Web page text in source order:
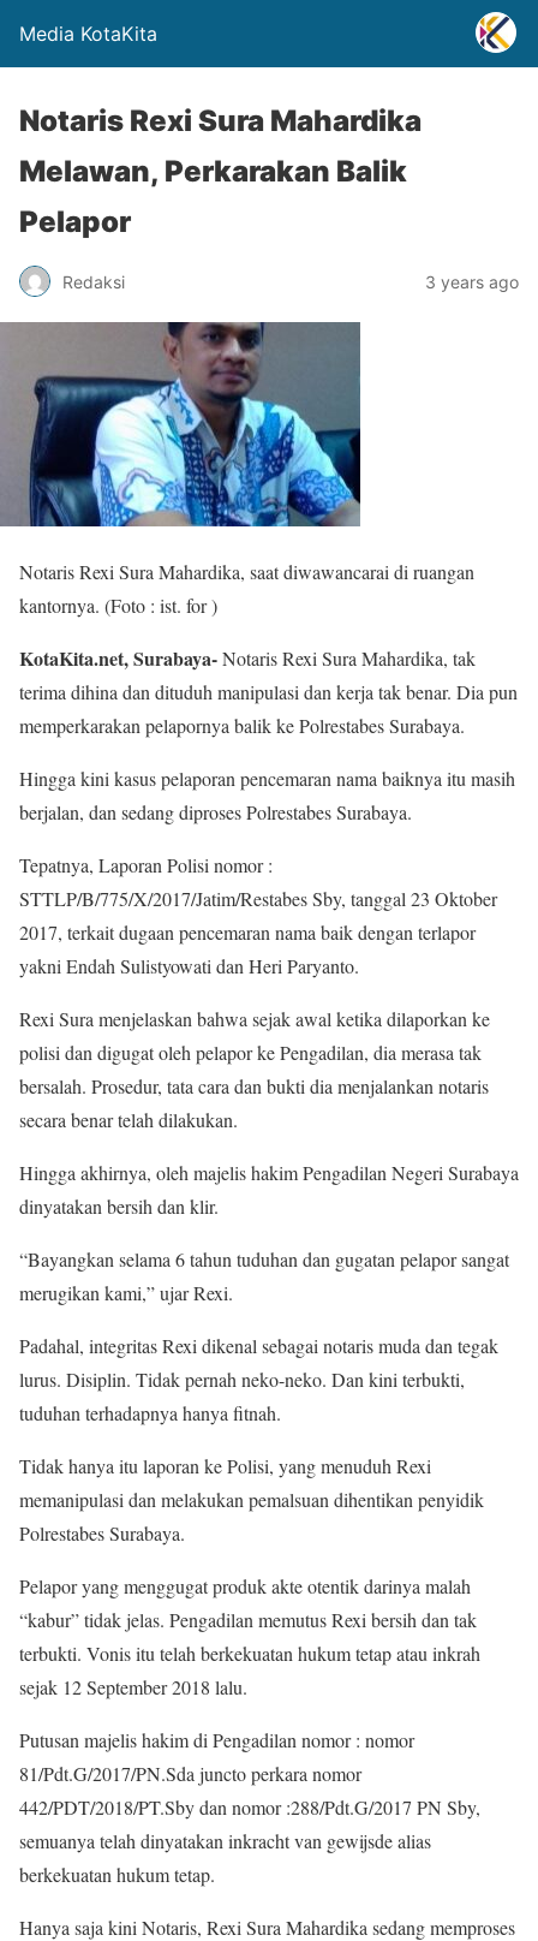
Media KotaKita
Notaris Rexi Sura Mahardika
Melawan, Perkarakan Balik
Pelapor
Redaksi 3 years ago
Notaris Rexi Sura Mahardika, saat diwawancarai di ruangan
kantornya. (Foto : ist. for )
KotaKita.net, Surabaya-Notaris Rexi Sura Mahardika, tak
terima dihina dan dituduh manipulasi dan kerja tak benar. Dia pun
memperkarakan pelapornya balik ke Polrestabes Surabaya.
Hingga kini kasus pelaporan pencemaran nama baiknya itu masih
berjalan, dan sedang diproses Polrestabes Surabaya.
Tepatnya, Laporan Polisi nomor :
STTLP/B/775/X/2017/Jatim/Restabes Sby, tanggal 23 Oktober
2017, terkait dugaan pencemaran nama baik dengan terlapor
yakni Endah Sulistyowati dan Heri Paryanto.
Rexi Sura menjelaskan bahwa sejak awal ketika dilaporkan ke
polisi dan digugat oleh pelapor ke Pengadilan, dia merasa tak
bersalah. Prosedur, tata cara dan bukti dia menjalankan notaris
secara benar telah dilakukan.
Hingga akhirnya, oleh majelis hakim Pengadilan Negeri Surabaya
dinyatakan bersih dan klir.
“Bayangkan selama 6 tahun tuduhan dan gugatan pelapor sangat
merugikan kami,” ujar Rexi.
Padahal, integritas Rexi dikenal sebagai notaris muda dan tegak
lurus. Disiplin. Tidak pernah neko-neko. Dan kini terbukti,
tuduhan terhadapnya hanya fitnah.
Tidak hanya itu laporan ke Polisi, yang menuduh Rexi
memanipulasi dan melakukan pemalsuan dihentikan penyidik
Polrestabes Surabaya.
Pelapor yang menggugat produk akte otentik darinya malah
“kabur” tidak jelas. Pengadilan memutus Rexi bersih dan tak
terbukti. Vonis itu telah berkekuatan hukum tetap atau inkrah
sejak 12 September 2018 lalu.
Putusan majelis hakim di Pengadilan nomor : nomor
81/Pdt.G/2017/PN.Sda juncto perkara nomor
442/PDT/2018/PT.Sby dan nomor :288/Pdt.G/2017 PN Sby,
semuanya telah dinyatakan inkracht van gewijsde alias
berkekuatan hukum tetap.
Hanya saja kini Notaris, Rexi Sura Mahardika sedang memproses